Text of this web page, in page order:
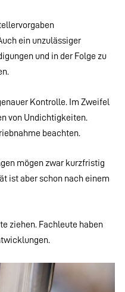
ein unzulässiger
und in der Folge zu
Kontrolle. Im Zweifel
von Undichtigkeiten.
beachten.
mögen zwar kurzfristig
ist aber schon nach einem
ziehen. Fachleute haben